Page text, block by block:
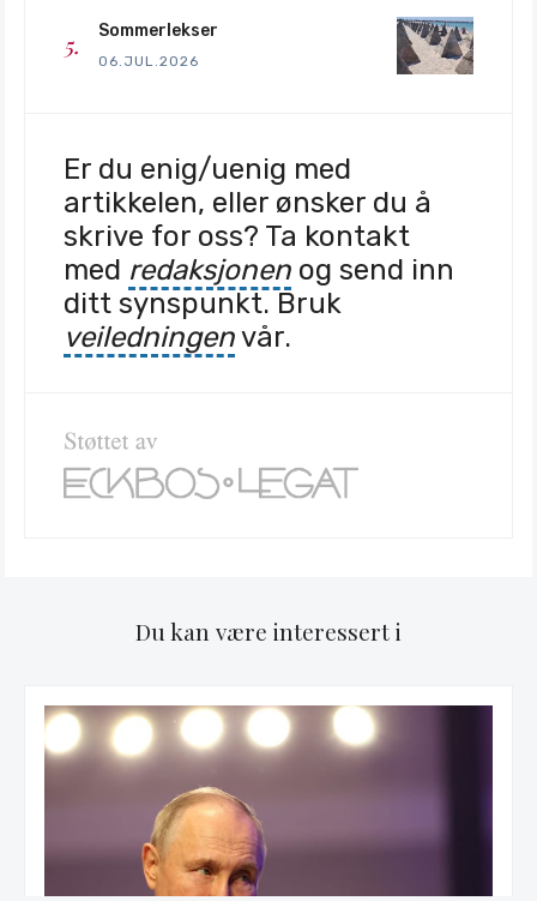
Sommerlekser
06.JUL.2026
Er du enig/uenig med
artikkelen, eller ønsker du å
skrive for oss? Ta kontakt
med redaksjonen og send inn
ditt synspunkt. Bruk
veiledningenvår.
Du kan være interessert i